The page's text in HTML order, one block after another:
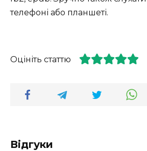
телефоні або планшеті.
Оцініть статтю
Відгуки